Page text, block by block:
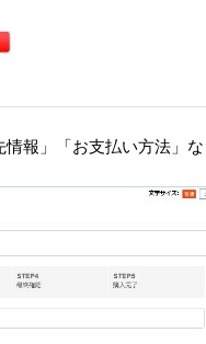
報」「お支払い方法」な